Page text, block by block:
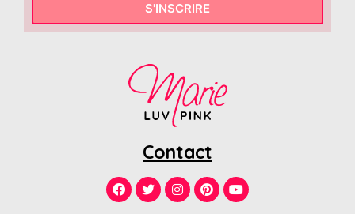
S'INSCRIRE
Contact